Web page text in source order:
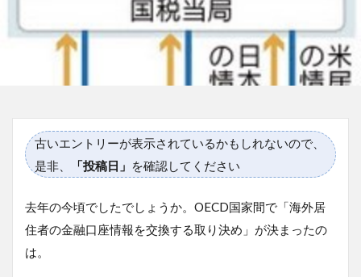
古いエントリーが表示されているかもしれないので、
是非、
「投稿日」 を確認してください
去年の今頃でしたでしょうか。OECD国家間で「海外居
住者の金融口座情報を交換する取り決め」が決まったの
は。